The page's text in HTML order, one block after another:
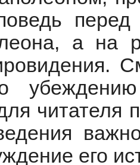
а на
читателя
его